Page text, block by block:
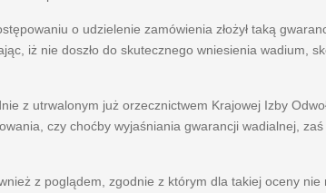
o udzielenie zamówienia złożył taką
iż nie doszło do skutecznego wniesienia wadium,
z utrwalonym już orzecznictwem Krajowej Izby
czy choćby wyjaśniania gwarancji wadialnej,
z poglądem, zgodnie z którym dla takiej oceny nie